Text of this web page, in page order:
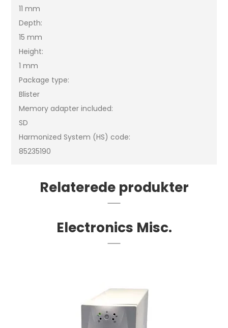
11 mm
Depth:
15 mm
Height:
1 mm
Package type:
Blister
Memory adapter included:
SD
Harmonized System (HS) code:
85235190
Relaterede produkter
Electronics Misc.